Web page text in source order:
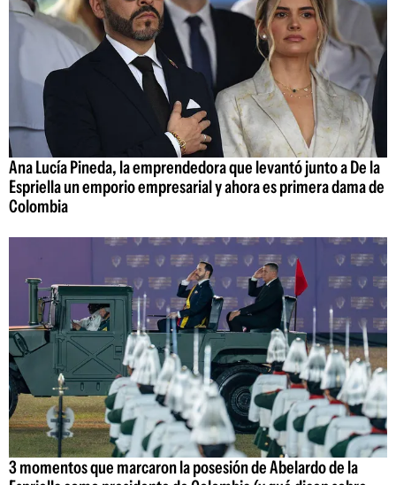
Ana Lucía Pineda, la emprendedora que levantó junto a De la
Espriella un emporio empresarial y ahora es primera dama de
Colombia
3 momentos que marcaron la posesión de Abelardo de la